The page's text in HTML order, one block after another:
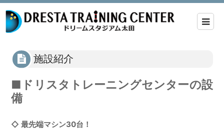
施設紹介
■ドリスタトレーニングセンターの設
備
◇ 最先端マシン30台！